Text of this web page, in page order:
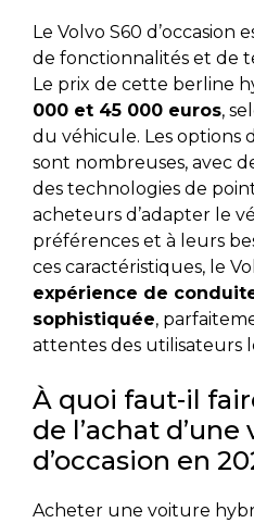
Le Volvo S60
de fonctionnalités et de
Le prix de cette berline
000 et 45 000 euros,
du véhicule. Les options
sont nombreuses, avec
des technologies de
acheteurs d’adapter le
préférences et à leurs
ces caractéristiques, le
expérience de
sophistiquée,
attentes des utilisateurs
À quoi faut-il
de l’achat
d’occasion en
Acheter une voiture